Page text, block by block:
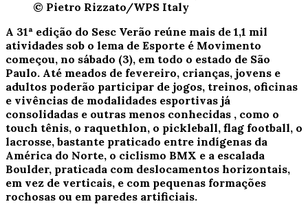
© Pietro Rizzato/WPS Italy
A 31ª edição do Sesc Verão reúne mais de 1,1 mil
atividades sob o lema de Esporte é Movimento
começou, no sábado (3), em todo o estado de São
Paulo. Até meados de fevereiro, crianças, jovens e
adultos poderão participar de jogos, treinos, oficinas
e vivências de modalidades esportivas já
consolidadas e outras menos conhecidas , como o
touch tênis, o raquethlon, o pickleball, flag football, o
lacrosse, bastante praticado entre indígenas da
América do Norte, o ciclismo BMX e a escalada
Boulder, praticada com deslocamentos horizontais,
em vez de verticais, e com pequenas formações
rochosas ou em paredes artificiais.